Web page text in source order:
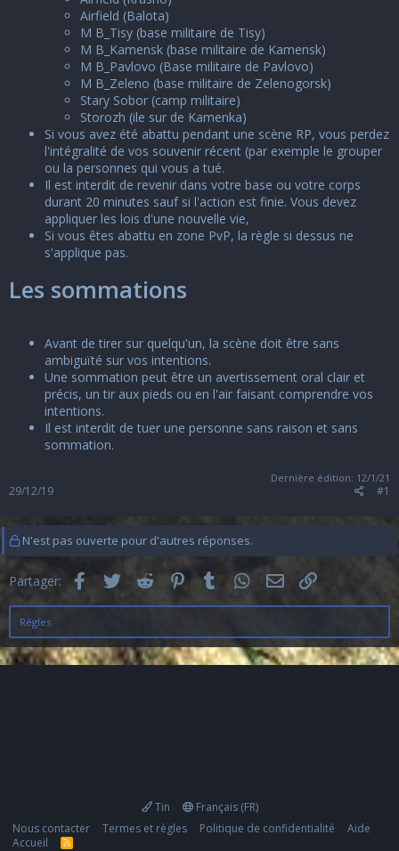
Airfield (Balota)
M B_Tisy (base militaire de Tisy)
M B_Kamensk (base militaire de Kamensk)
M B_Pavlovo (Base militaire de Pavlovo)
M B_Zeleno (base militaire de Zelenogorsk)
Stary Sobor (camp militaire)
Storozh (ile sur de Kamenka)
Si vous avez été abattu pendant une scène RP, vous perdez
l'intégralité de vos souvenir récent (par exemple le grouper
ou la personnes qui vous a tué.
Il est interdit de revenir dans votre base ou votre corps
durant 20 minutes sauf si l'action est finie. Vous devez
appliquer les lois d'une nouvelle vie,
Si vous êtes abattu en zone PvP, la règle si dessus ne
s'applique pas.
Les sommations
Avant de tirer sur quelqu'un, la scène doit être sans
ambiguïté sur vos intentions.
Une sommation peut être un avertissement oral clair et
précis, un tir aux pieds ou en l'air faisant comprendre vos
intentions.
Il est interdit de tuer une personne sans raison et sans
sommation.
Dernière édition: 12/1/21
29/12/19 #1
N'est pas ouverte pour d'autres réponses.
Partager: Facebook
TwitterReddit PinterestTumblr WhatsApp
EmailLien
Régles
Tin
Français (FR)
Nous contacter
Termes et règles Politique de confidentialité
Aide
Accueil
R